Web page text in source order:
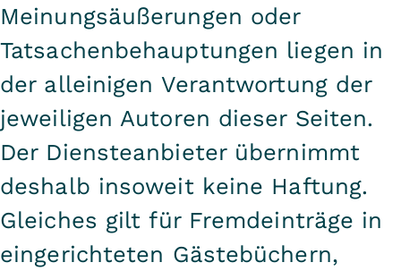
Meinungsäußerungen oder
Tatsachenbehauptungen liegen in
der alleinigen Verantwortung der
jeweiligen Autoren dieser Seiten.
Der Diensteanbieter übernimmt
deshalb insoweit keine Haftung.
Gleiches gilt für Fremdeinträge in
eingerichteten Gästebüchern,